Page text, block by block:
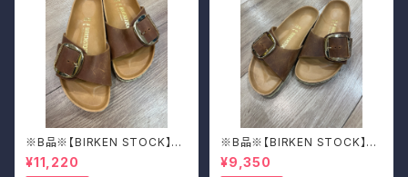
※B品※【BIRKEN STOCK】M
adrid Big Buckle/マドリッド
ビッグバックル 39
¥11,220
※B品※【BIRKEN STOCK】M
adrid Big Buckle/マドリッド
ビッグバックル 39
¥9,350